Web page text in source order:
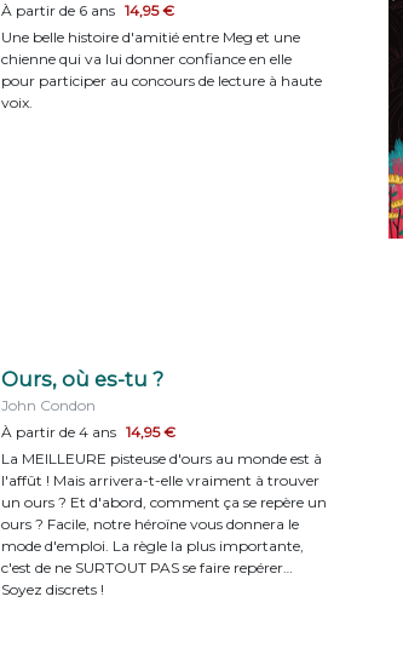
À partir de 6 ans 14,95 €
Une belle histoire d'amitié entre Meg et une
chienne qui va lui donner confiance en elle
pour participer au concours de lecture à haute
voix.
Ours, où es-tu ?
John Condon
À partir de 4 ans 14,95 €
La MEILLEURE pisteuse d'ours au monde est à
l'affût ! Mais arrivera-t-elle vraiment à trouver
un ours ? Et d'abord, comment ça se repère un
ours ? Facile, notre héroïne vous donnera le
mode d'emploi. La règle la plus importante,
c'est de ne SURTOUT PAS se faire repérer…
Soyez discrets !